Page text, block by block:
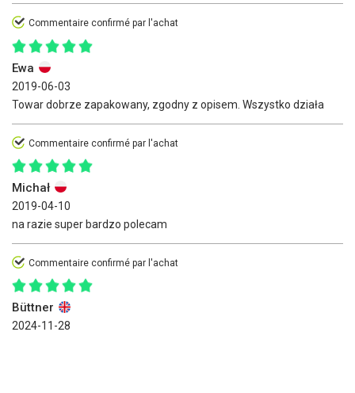
Commentaire confirmé par l'achat
Ewa
2019-06-03
Towar dobrze zapakowany, zgodny z opisem. Wszystko działa
Commentaire confirmé par l'achat
Michał
2019-04-10
na razie super bardzo polecam
Commentaire confirmé par l'achat
Büttner
2024-11-28